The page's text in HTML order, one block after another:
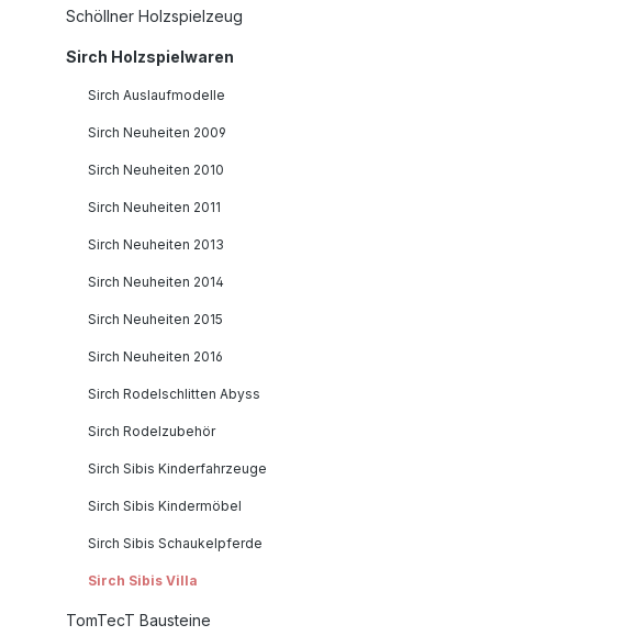
Schöllner Holzspielzeug
Sirch Holzspielwaren
Sirch Auslaufmodelle
Sirch Neuheiten 2009
Sirch Neuheiten 2010
Sirch Neuheiten 2011
Sirch Neuheiten 2013
Sirch Neuheiten 2014
Sirch Neuheiten 2015
Sirch Neuheiten 2016
Sirch Rodelschlitten Abyss
Sirch Rodelzubehör
Sirch Sibis Kinderfahrzeuge
Sirch Sibis Kindermöbel
Sirch Sibis Schaukelpferde
Sirch Sibis Villa
TomTecT Bausteine